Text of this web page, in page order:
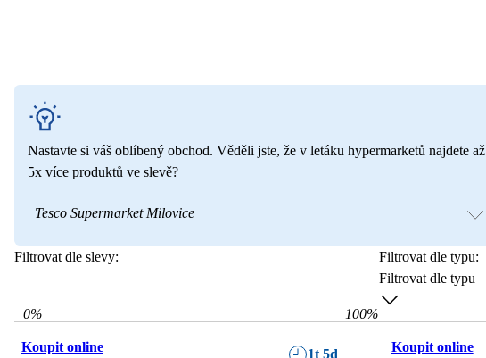
Nastavte si váš oblíbený obchod. Věděli jste, že v letáku hypermarketů najdete až
5x více produktů ve slevě?
Tesco Supermarket Milovice
Filtrovat dle slevy:
0% 100%
Filtrovat dle typu:
Filtrovat dle typu
Koupit online 1t 5d Koupit online